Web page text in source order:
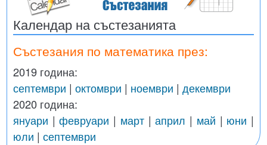
Календар на състезанията
Състезания по математика през:
2019 година:
септември | октомври | ноември | декември
2020 година:
януари |февруари | март|април | май | юни |
юли | септември